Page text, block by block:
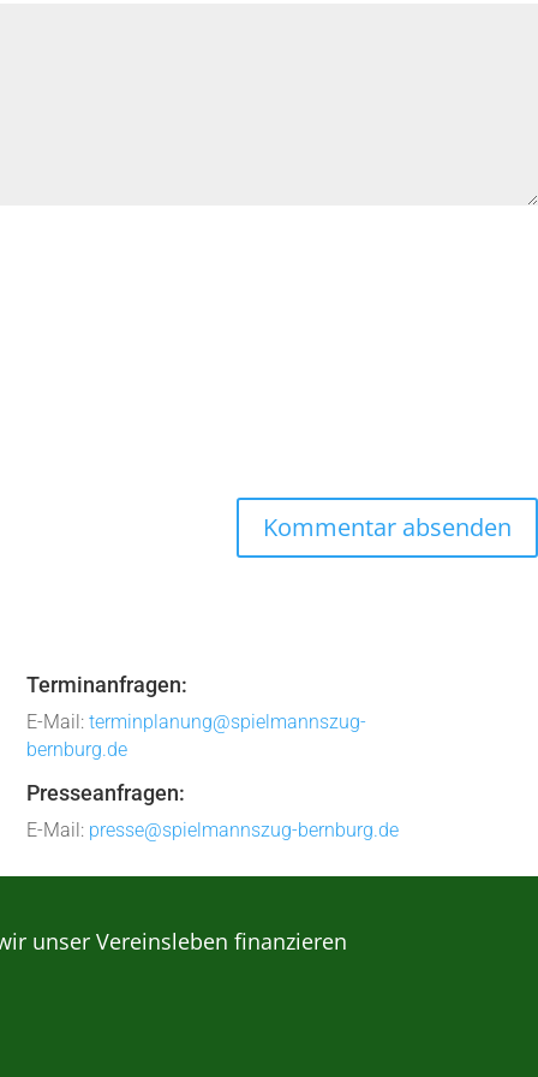
Terminanfragen:
E-Mail: terminplanung@spielmannszug-
bernburg.de
Presseanfragen:
E-Mail: presse@spielmannszug-bernburg.de
unser Vereinsleben finanzieren